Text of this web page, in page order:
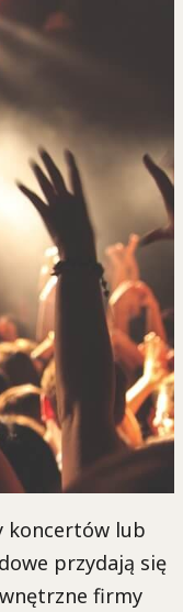
koncertów lub
przydają się
firmy